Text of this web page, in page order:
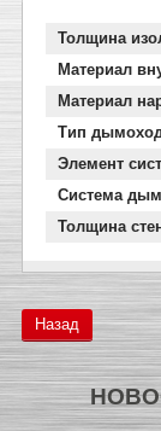
Толщина
Материал
Материал
Тип
Элемент
Система
Толщина
Назад